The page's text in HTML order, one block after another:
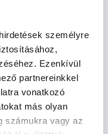
személyre
Ezenkívül
partnereinkkel
vonatkozó
más olyan
számukra vagy az
Szurdi Tamás
betegség
fogadj örökbe
Hazafi Dorka